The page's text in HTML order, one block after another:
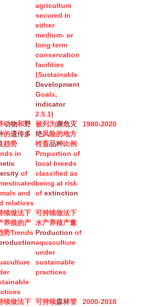
agriculture
secured in
either
medium- or
long term
conservation
facilities
(Sustainable
Development
Goals,
indicator
2.5.1)
动物和野
的遗传多
趋势
in
of
and
relatives
被列为濒危灭
绝风险的地方
牲畜品种比例
Proportion of
local breeds
classified as
being at risk
of extinction
1980-2020
续做法下
养殖的产
势Trends
可持续做法下
水产养殖产量
Production of
aquaculture
under
sustainable
practices
续做法下 可持续森林管
2000-2018